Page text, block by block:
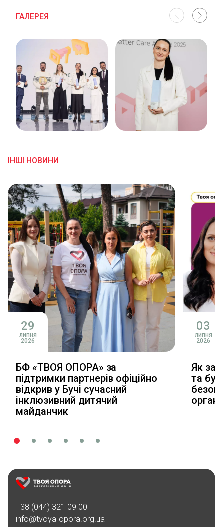
ГАЛЕРЕЯ
ІНШІ НОВИНИ
29
липня
2026
БФ «ТВОЯ ОПОРА» за
підтримки партнерів офіційно
відкрив у Бучі сучасний
інклюзивний дитячий
майданчик
03
липня
2026
Як
та
+38 (044) 321 09 00
info@tvoya-opora.org.ua